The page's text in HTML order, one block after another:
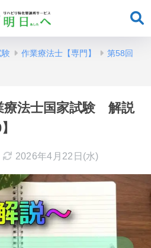
験 作業療法士【専門】
第58回
療法士国家試験 解説
2026年4月22日(水)